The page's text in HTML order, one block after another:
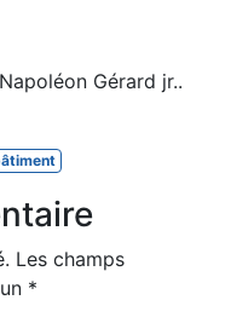
Gérard jr..
Les champs
*